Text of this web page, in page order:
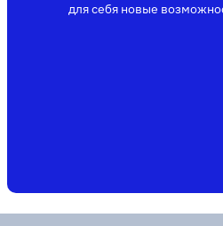
для себя новые